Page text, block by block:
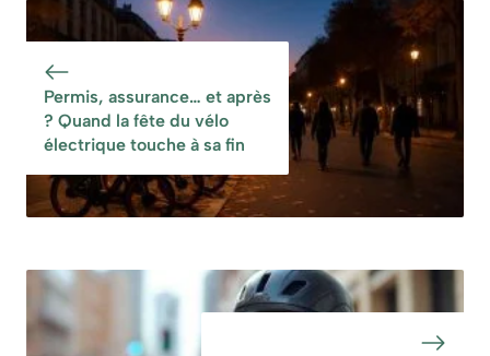
Permis, assurance… et après
? Quand la fête du vélo
électrique touche à sa fin